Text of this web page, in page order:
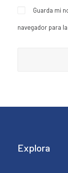
Guarda mi
navegador para
Explora